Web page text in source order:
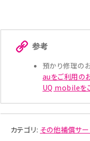
参考
預かり修理の
auをご利用の
UQ mobileを
カテゴリ: その他補償サ